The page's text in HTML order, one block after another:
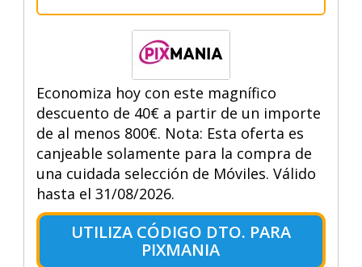
Economiza hoy con este magnífico
descuento de 40€ a partir de un importe
de al menos 800€. Nota: Esta oferta es
canjeable solamente para la compra de
una cuidada selección de Móviles. Válido
hasta el 31/08/2026.
UTILIZA CÓDIGO DTO. PARA
PIXMANIA